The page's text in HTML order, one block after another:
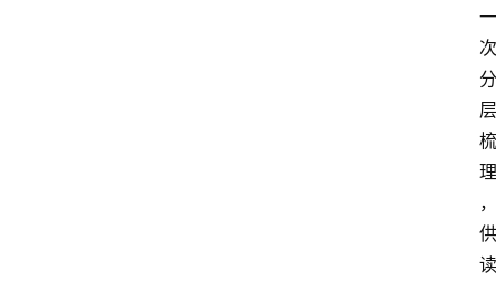
一
次
分
层
梳
理
，
供
读